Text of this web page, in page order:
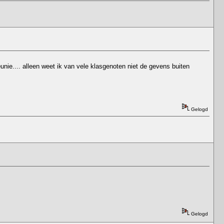
alleen weet ik van vele klasgenoten niet de gevens buiten
Gelogd
Gelogd